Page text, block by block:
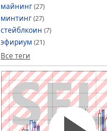
майнинг (27)
минтинг (27)
стейблкоин (7)
эфириум (21)
Все теги